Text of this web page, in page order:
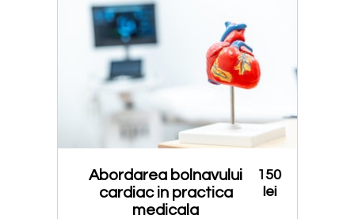
Abordarea bolnavului
cardiac in practica
medicala
150
lei